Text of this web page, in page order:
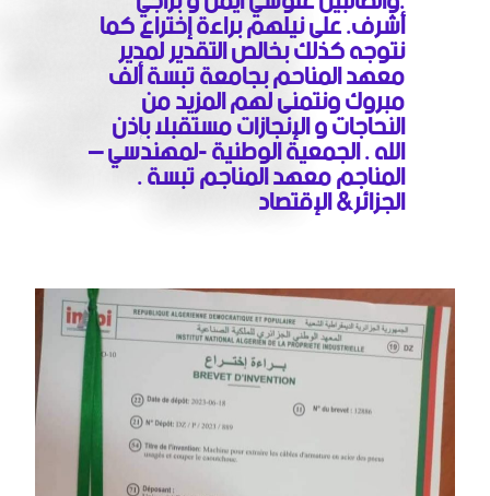
أشرف. على نيلهم براءة إختراع كما
نتوجه كذلك بخالص التقدير لمدير
معهد المناحم بجامعة تبسة ألف
مبروك ونتمنى لهم المزيد من
النحاجات و الإنجازات مستقبلا بإذن
الله . الجمعية الوطنية -لمهندسي –
المناجم معهد المناجم تبسة .
الجزائر& الإقتصاد